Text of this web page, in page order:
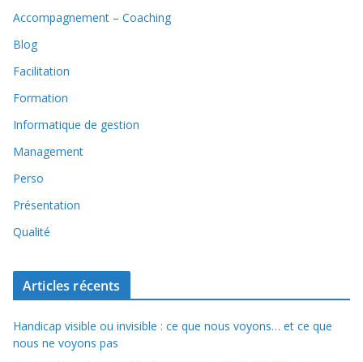
Accompagnement – Coaching
Blog
Facilitation
Formation
Informatique de gestion
Management
Perso
Présentation
Qualité
Articles récents
Handicap visible ou invisible : ce que nous voyons… et ce que
nous ne voyons pas